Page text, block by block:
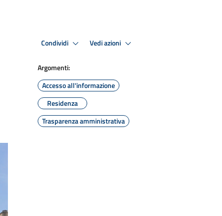
Condividi Vedi azioni
Argomenti:
Accesso all'informazione
Residenza
Trasparenza amministrativa